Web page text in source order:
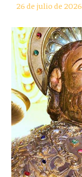
26 de julio de 2026